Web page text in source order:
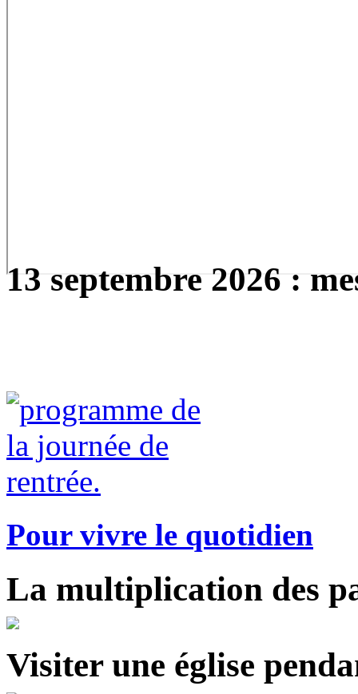
13 septembre 2026 :
Pour vivre le quotidien
La multiplication des
Visiter une église